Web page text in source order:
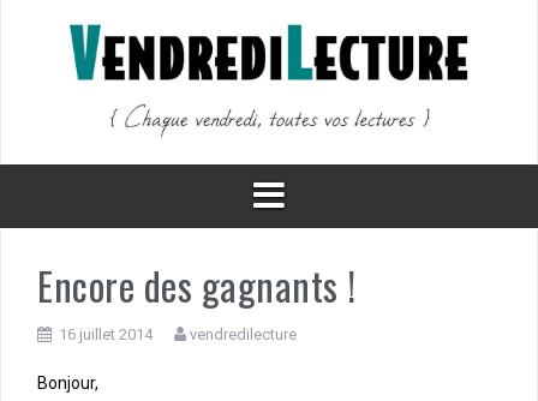
Encore des gagnants !
16 juillet 2014 vendredilecture
Bonjour,